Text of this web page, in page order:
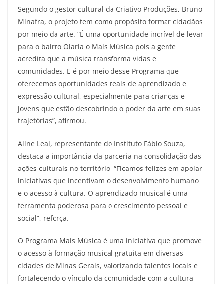
Segundo o gestor cultural da Criativo Produções, Bruno
Minafra, o projeto tem como propósito formar cidadãos
por meio da arte. “É uma oportunidade incrível de levar
para o bairro Olaria o Mais Música pois a gente
acredita que a música transforma vidas e
comunidades. E é por meio desse Programa que
oferecemos oportunidades reais de aprendizado e
expressão cultural, especialmente para crianças e
jovens que estão descobrindo o poder da arte em suas
trajetórias”, afirmou.
Aline Leal, representante do Instituto Fábio Souza,
destaca a importância da parceria na consolidação das
ações culturais no território. “Ficamos felizes em apoiar
iniciativas que incentivam o desenvolvimento humano
e o acesso à cultura. O aprendizado musical é uma
ferramenta poderosa para o crescimento pessoal e
social”, reforça.
O Programa Mais Música é uma iniciativa que promove
o acesso à formação musical gratuita em diversas
cidades de Minas Gerais, valorizando talentos locais e
fortalecendo o vínculo da comunidade com a cultura